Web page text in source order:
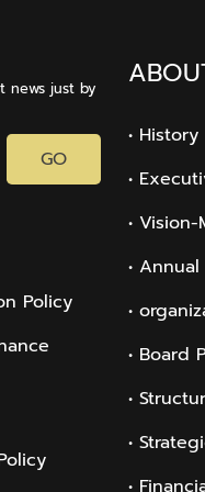
news just by
GO
Policy
• History
•
•
•
•
• Board
•
•
•